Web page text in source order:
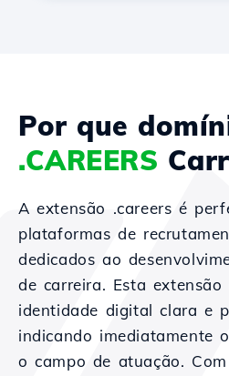
Por que
.CAREERS
A extensão .careers é
plataformas de
dedicados ao
de carreira. Esta extensão
identidade digital clara e
indicando imediatamente
o campo de atuação. Com